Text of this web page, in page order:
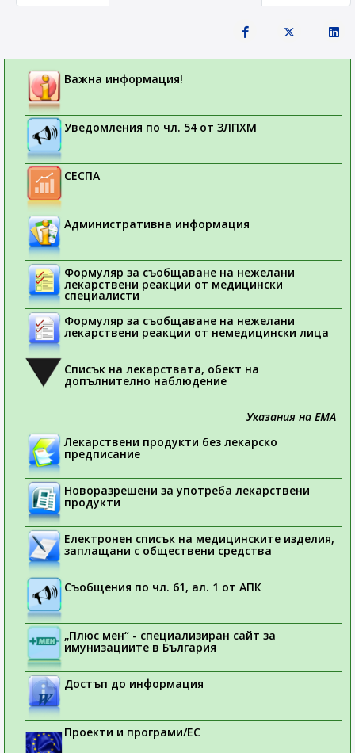
Важна информация!
Уведомления по чл. 54 от ЗЛПХМ
СЕСПА
Административна информация
Формуляр за съобщаване на нежелани
лекарствени реакции от медицински
специалисти
Формуляр за съобщаване на нежелани
лекарствени реакции от немедицински лица
Списък на лекарствата, обект на
допълнително наблюдение
Указания на ЕМА
Лекарствени продукти без лекарско
предписание
Новоразрешени за употреба лекарствени
продукти
Електронен списък на медицинските изделия,
заплащани с обществени средства
Съобщения по чл. 61, ал. 1 от АПК
„Плюс мен“ - специализиран сайт за
имунизациите в България
Достъп до информация
Проекти и програми/ЕС